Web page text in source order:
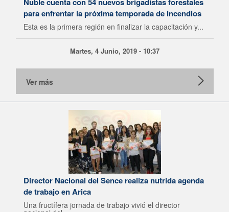
para enfrentar la próxima temporada de incendios
Esta es la primera región en finalizar la capacitación y...
Martes, 4 Junio, 2019 - 10:37
Ver más
Director Nacional del Sence realiza nutrida agenda
de trabajo en Arica
Una fructífera jornada de trabajo vivió el director